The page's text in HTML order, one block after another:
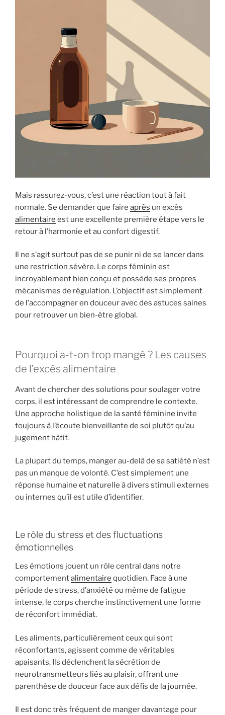
Mais rassurez-vous, c’est une réaction tout à fait
normale. Se demander que faire après un excès
alimentaire est une excellente première étape vers le
retour à l’harmonie et au confort digestif.
Il ne s’agit surtout pas de se punir ni de se lancer dans
une restriction sévère. Le corps féminin est
incroyablement bien conçu et possède ses propres
mécanismes de régulation. L’objectif est simplement
de l’accompagner en douceur avec des astuces saines
pour retrouver un bien-être global.
Pourquoi a-t-on trop mangé ? Les causes
de l’excès alimentaire
Avant de chercher des solutions pour soulager votre
corps, il est intéressant de comprendre le contexte.
Une approche holistique de la santé féminine invite
toujours à l’écoute bienveillante de soi plutôt qu’au
jugement hâtif.
La plupart du temps, manger au-delà de sa satiété n’est
pas un manque de volonté. C’est simplement une
réponse humaine et naturelle à divers stimuli externes
ou internes qu’il est utile d’identifier.
Le rôle du stress et des fluctuations
émotionnelles
Les émotions jouent un rôle central dans notre
comportementalimentaire quotidien. Face à une
période de stress, d’anxiété ou même de fatigue
intense, le corps cherche instinctivement une forme
de réconfort immédiat.
Les aliments, particulièrement ceux qui sont
réconfortants, agissent comme de véritables
apaisants. Ils déclenchent la sécrétion de
neurotransmetteurs liés au plaisir, offrant une
parenthèse de douceur face aux défis de la journée.
Il est donc très fréquent de manger davantage pour